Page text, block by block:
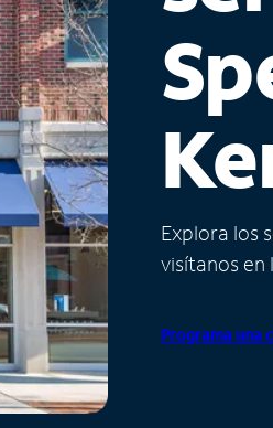
Explora los
visítanos en
Programa una